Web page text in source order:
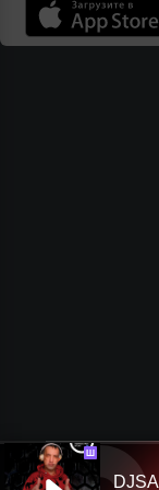
Ш